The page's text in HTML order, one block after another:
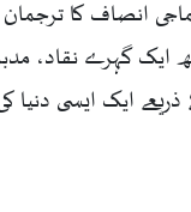
انصاف کا ترجمان
ایک گہرے نقاد،
ایک ایسی دنیا